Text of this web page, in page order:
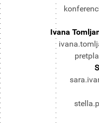
Ivana